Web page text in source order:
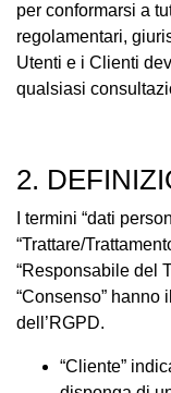
per conformarsi a
regolamentari,
Utenti e i Clienti
qualsiasi
2.
I termini “dati
“Trattare/
“Responsabile del
“Consenso” hanno
dell’RGPD.
“Cliente”